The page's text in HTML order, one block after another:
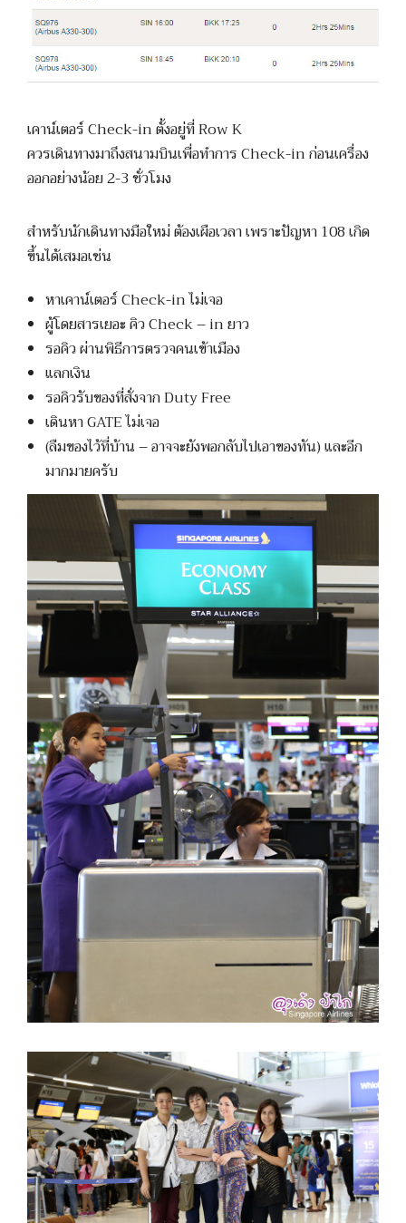
เคาน์เตอร์ Check-in ตั้งอยู่ที่ Row K
ควรเดินทางมาถึงสนามบินเพื่อทำการ Check-in ก่อนเครื่อง
ออกอย่างน้อย 2-3 ชั่วโมง
สำหรับนักเดินทางมือใหม่ ต้องเผือเวลา เพราะปัญหา 108 เกิด
ขึ้นได้เสมอเช่น
หาเคาน์เตอร์ Check-in ไม่เจอ
ผู้โดยสารเยอะ คิว Check – in ยาว
รอคิว ผ่านพิธีการตรวจคนเข้าเมือง
แลกเงิน
รอคิวรับของที่สั่งจาก Duty Free
เดินหา GATE ไม่เจอ
(ลืมของไว้ที่บ้าน – อาจจะยังพอกลับไปเอาของทัน) และอีก
มากมายครับ